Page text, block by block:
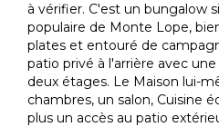
à vérifier. C'est un bungalow
populaire de Monte Lope,
plates et entouré de
patio privé à l'arrière avec
deux étages. Le Maison lui-
chambres, un salon, Cuisine
plus un accès au patio